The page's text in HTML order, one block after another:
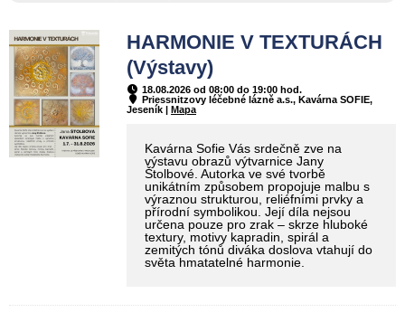
HARMONIE V TEXTURÁCH
(Výstavy)
18.08.2026 od 08:00 do 19:00 hod.
Priessnitzovy léčebné lázně a.s., Kavárna SOFIE,
Jeseník | Mapa
Kavárna Sofie Vás srdečně zve na
výstavu obrazů výtvarnice Jany
Štolbové. Autorka ve své tvorbě
unikátním způsobem propojuje malbu s
výraznou strukturou, reliéfními prvky a
přírodní symbolikou. Její díla nejsou
určena pouze pro zrak – skrze hluboké
textury, motivy kapradin, spirál a
zemitých tónů diváka doslova vtahují do
světa hmatatelné harmonie.